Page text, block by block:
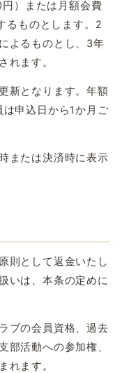
）または月額会費
るものとします。2
よるものとし、3年
れます。
新となります。年額
申込日から1か月ご
または決済時に表示
則として返金いたし
いは、本条の定めに
ブの会員資格、過去
部活動への参加権、
れます。